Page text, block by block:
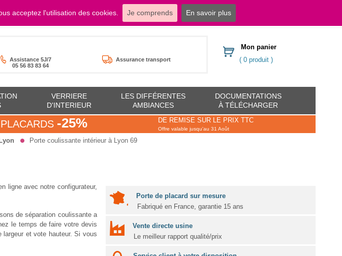
acceptez l'utilisation des cookies. Je comprends En savoir plus
contact@orion-dressings.com
Assistance 5J/7
05 56 83 83 64
Assurance transport
Mon panier
( 0 produit )
VERRIERE
D'INTERIEUR
LES DIFFÉRENTES
AMBIANCES
DOCUMENTATIONS
À TÉLÉCHARGER
-25% DE REMISE SUR LE PRIX TTC
Offre valable jusqu'au 31 Août
Porte coulissante intérieur à Lyon 69
ligne avec notre configurateur,
de séparation coulissante a
le temps de faire votre devis
et vote hauteur. Si vous
Porte de placard sur mesure
Fabriqué en France, garantie 15 ans
Vente directe usine
Le meilleur rapport qualité/prix